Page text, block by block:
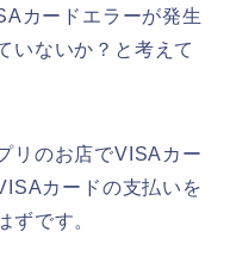
カードエラーが発生
いないか？と考えて
リのお店でVISAカー
カードの支払いを
ずです。